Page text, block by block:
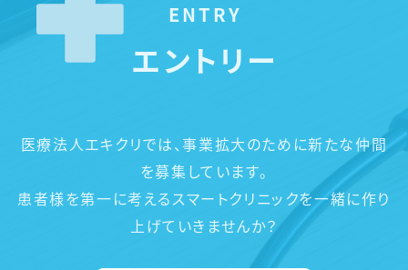
エントリー
ENTRY
医療法人エキクリでは、事業拡大のために新たな仲間
を募集しています。
患者様を第一に考えるスマートクリニックを一緒に作り
上げていきませんか？